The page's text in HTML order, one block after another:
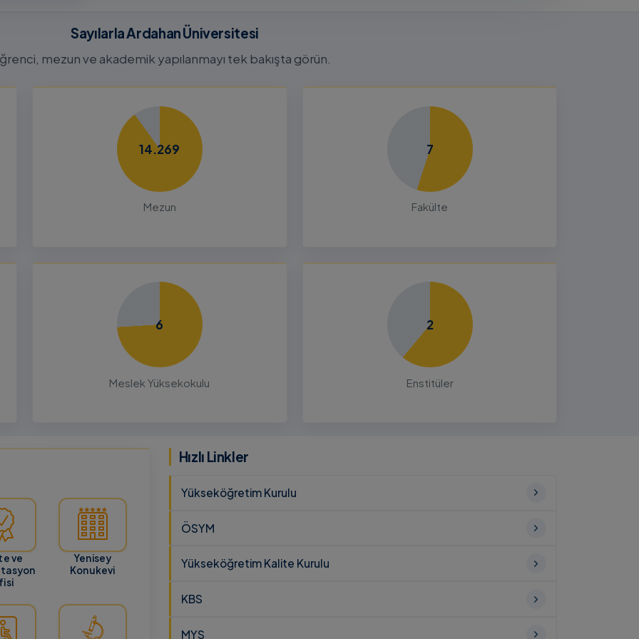
2026-
ve
ve
Sayılarla Ardahan Üniversitesi
mezun ve akademik yapılanmayı tek bakışta görün.
14.269
Mezun
7
Fakülte
6
Meslek Yüksekokulu
2
Enstitüler
ve
Yenisey
Konukevi
Hızlı Linkler
Yükseköğretim Kurulu
ÖSYM
Yükseköğretim Kalite Kurulu
KBS
MYS